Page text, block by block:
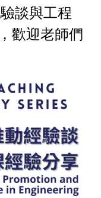
談與工程
歡迎老師們